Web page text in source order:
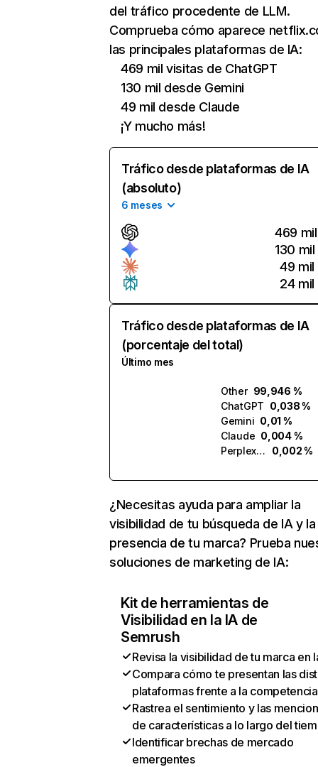
del tráfico procedente de LLM.
Comprueba cómo aparece
las principales plataformas de IA:
469 mil visitas de ChatGPT
130 mil desde Gemini
49 mil desde Claude
¡Y mucho más!
Tráfico desde plataformas de IA
(absoluto)
6 meses
469 mil
130 mil
49 mil
24 mil
Tráfico desde plataformas de IA
(porcentaje del total)
Último mes
Other 99,946 %
ChatGPT 0,038 %
Gemini 0,01 %
Claude 0,004 %
Perplexity
0,002 %
¿Necesitas ayuda para ampliar la
visibilidad de tu búsqueda de IA y la
presencia de tu marca? Prueba
soluciones de marketing de IA:
Kit de herramientas de
Visibilidad en la IA de
Semrush
Revisa la visibilidad de tu marca en
Compara cómo te presentan las
plataformas frente a la competencia
Rastrea el sentimiento y las
de características a lo largo del
Identificar brechas de mercado
emergentes